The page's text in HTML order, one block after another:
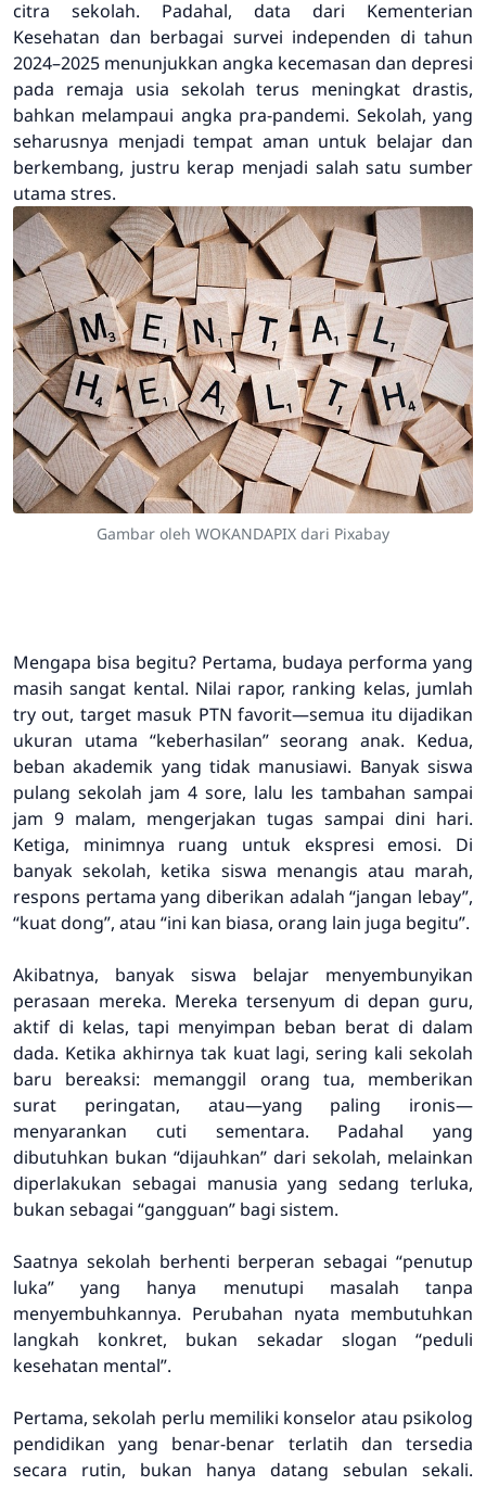
citra sekolah. Padahal, data dari Kementerian
Kesehatan dan berbagai survei independen di tahun
2024–2025 menunjukkan angka kecemasan dan depresi
pada remaja usia sekolah terus meningkat drastis,
bahkan melampaui angka pra-pandemi. Sekolah, yang
seharusnya menjadi tempat aman untuk belajar dan
berkembang, justru kerap menjadi salah satu sumber
utama stres.
Gambar oleh WOKANDAPIX dari Pixabay
Mengapa bisa begitu? Pertama, budaya performa yang
masih sangat kental. Nilai rapor, ranking kelas, jumlah
try out, target masuk PTN favorit—semua itu dijadikan
ukuran utama “keberhasilan” seorang anak. Kedua,
beban akademik yang tidak manusiawi. Banyak siswa
pulang sekolah jam 4 sore, lalu les tambahan sampai
jam 9 malam, mengerjakan tugas sampai dini hari.
Ketiga, minimnya ruang untuk ekspresi emosi. Di
banyak sekolah, ketika siswa menangis atau marah,
respons pertama yang diberikan adalah “jangan lebay”,
“kuat dong”, atau “ini kan biasa, orang lain juga begitu”.
Akibatnya, banyak siswa belajar menyembunyikan
perasaan mereka. Mereka tersenyum di depan guru,
aktif di kelas, tapi menyimpan beban berat di dalam
dada. Ketika akhirnya tak kuat lagi, sering kali sekolah
baru bereaksi: memanggil orang tua, memberikan
surat peringatan, atau—yang paling ironis—
menyarankan cuti sementara. Padahal yang
dibutuhkan bukan “dijauhkan” dari sekolah, melainkan
diperlakukan sebagai manusia yang sedang terluka,
bukan sebagai “gangguan” bagi sistem.
Saatnya sekolah berhenti berperan sebagai “penutup
luka” yang hanya menutupi masalah tanpa
menyembuhkannya. Perubahan nyata membutuhkan
langkah konkret, bukan sekadar slogan “peduli
kesehatan mental”.
Pertama, sekolah perlu memiliki konselor atau psikolog
pendidikan yang benar-benar terlatih dan tersedia
secara rutin, bukan hanya datang sebulan sekali.